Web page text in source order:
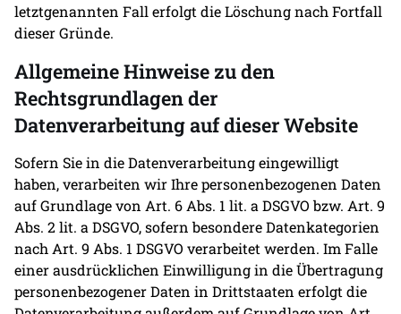
letztgenannten Fall erfolgt die Löschung nach Fortfall
dieser Gründe.
Allgemeine Hinweise zu den
Rechtsgrundlagen der
Datenverarbeitung auf dieser Website
Sofern Sie in die Datenverarbeitung eingewilligt
haben, verarbeiten wir Ihre personenbezogenen Daten
auf Grundlage von Art. 6 Abs. 1 lit. a DSGVO bzw. Art. 9
Abs. 2 lit. a DSGVO, sofern besondere Datenkategorien
nach Art. 9 Abs. 1 DSGVO verarbeitet werden. Im Falle
einer ausdrücklichen Einwilligung in die Übertragung
personenbezogener Daten in Drittstaaten erfolgt die